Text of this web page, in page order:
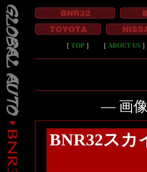
［ TOP］ ［ ABOUT US］
― 画
BNR32スカ